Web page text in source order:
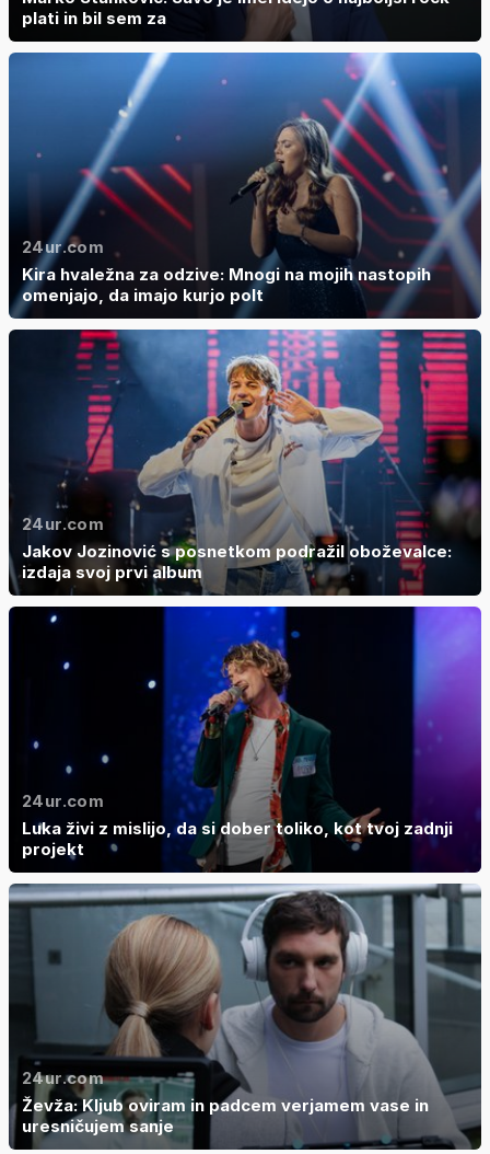
plati in bil sem za
24ur.com
Kira hvaležna za odzive: Mnogi na mojih nastopih
omenjajo, da imajo kurjo polt
24ur.com
Jakov Jozinović s posnetkom podražil oboževalce:
izdaja svoj prvi album
24ur.com
Luka živi z mislijo, da si dober toliko, kot tvoj zadnji
projekt
24ur.com
Ževža: Kljub oviram in padcem verjamem vase in
uresničujem sanje